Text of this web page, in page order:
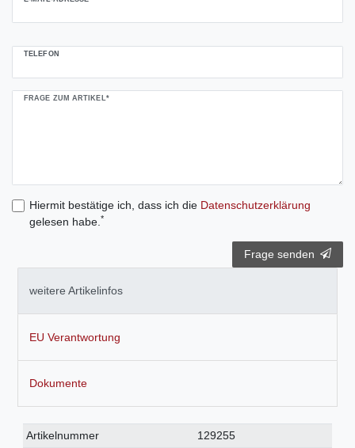
TELEFON
FRAGE ZUM ARTIKEL*
Hiermit bestätige ich, dass ich die Daten­schutz­erklärung
gelesen habe. *
Frage senden
weitere Artikelinfos
EU Verantwortung
Dokumente
Technisches
Wert
Artikelnummer 129255